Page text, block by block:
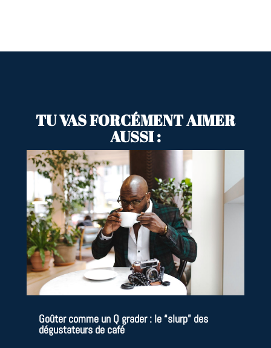
TU VAS FORCÉMENT AIMER
AUSSI :
Goûter comme un Q grader : le “slurp” des
dégustateurs de café